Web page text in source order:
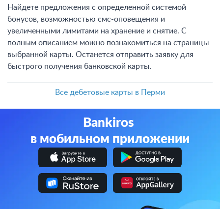
Найдете предложения с определенной системой
бонусов, возможностью смс-оповещения и
увеличенными лимитами на хранение и снятие. С
полным описанием можно познакомиться на страницы
выбранной карты. Останется отправить заявку для
быстрого получения банковской карты.
Все дебетовые карты в Перми
Bankiros
в мобильном приложении